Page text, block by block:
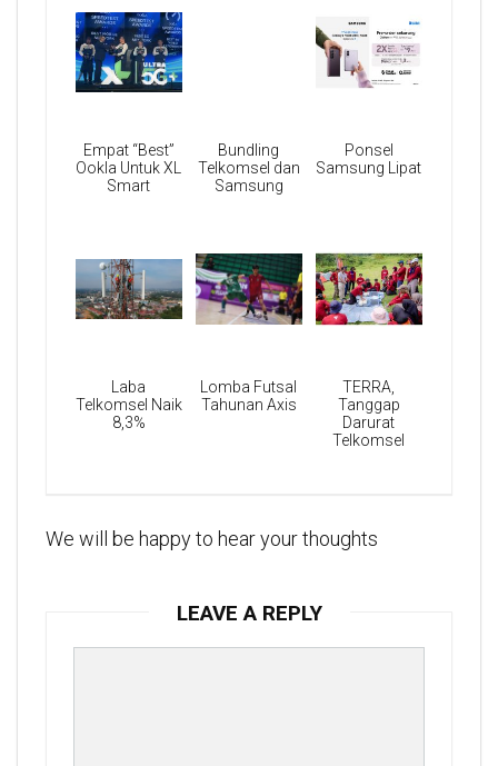
Empat “Best”
Ookla Untuk XL
Smart
Bundling
Telkomsel dan
Samsung
Ponsel
Samsung Lipat
Laba
Telkomsel Naik
8,3%
Lomba Futsal
Tahunan Axis
TERRA,
Tanggap
Darurat
Telkomsel
We will be happy to hear your thoughts
LEAVE A REPLY